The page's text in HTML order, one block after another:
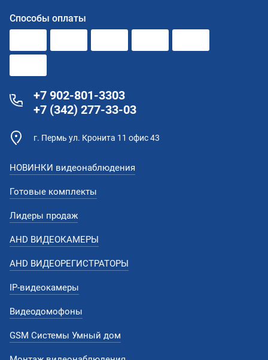
Способы оплаты
+7 902-801-3303
+7 (342) 277-33-03
г. Пермь ул. Кронита 11 офис 43
НОВИНКИ видеонаблюдения
Готовые комплекты
Лидеры продаж
AHD ВИДЕОКАМЕРЫ
AHD ВИДЕОРЕГИСТРАТОРЫ
IP-видеокамеры
Видеодомофоны
GSM Системы Умный дом